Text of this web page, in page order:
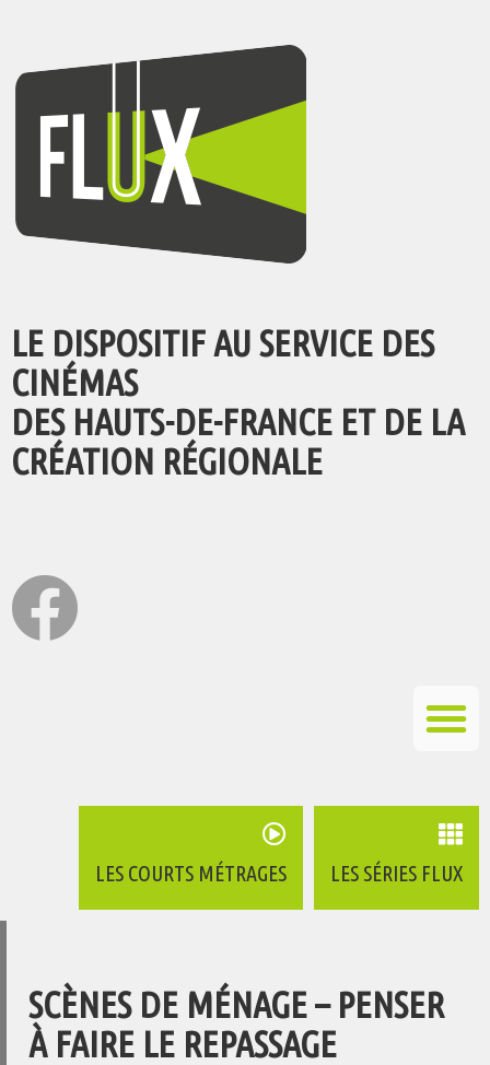
LE DISPOSITIF AU SERVICE DES
CINÉMAS
DES HAUTS-DE-FRANCE ET DE LA
CRÉATION RÉGIONALE
LES COURTS MÉTRAGES LES SÉRIES FLUX
SCÈNES DE MÉNAGE – PENSER
À FAIRE LE REPASSAGE